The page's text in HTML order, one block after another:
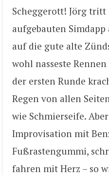
Scheggerott! Jörg
aufgebauten
auf die gute alte
wohl nasseste Rennen
der ersten Runde
Regen von allen
wie Schmierseife.
Improvisation mit
Fußrastengummi,
fahren mit Herz – so